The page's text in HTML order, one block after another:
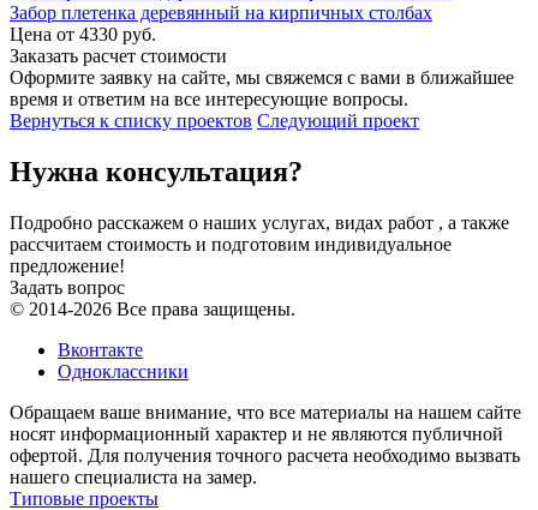
Забор плетенка деревянный на кирпичных столбах
Цена от 4330 руб.
Заказать расчет стоимости
Оформите заявку на сайте, мы свяжемся с вами в ближайшее
время и ответим на все интересующие вопросы.
Вернуться к списку проектов Следующий проект
Нужна консультация?
Подробно расскажем о наших услугах, видах работ , а также
рассчитаем стоимость и подготовим индивидуальное
предложение!
Задать вопрос
© 2014-2026 Все права защищены.
Вконтакте
Одноклассники
Обращаем ваше внимание, что все материалы на нашем сайте
носят информационный характер и не являются публичной
офертой. Для получения точного расчета необходимо вызвать
нашего специалиста на замер.
Типовые проекты